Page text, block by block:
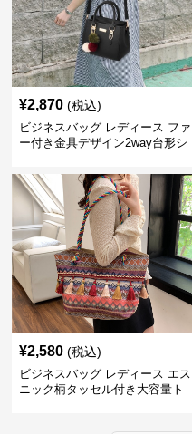
¥2,870 (税込)
ビジネスバッグ レディース ファ
ー付き金具デザイン2way台形シ
¥2,580 (税込)
ビジネスバッグ レディース エス
ニック柄タッセル付き大容量ト